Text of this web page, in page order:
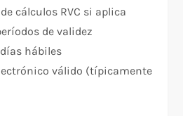
cálculos RVC si aplica
de validez
hábiles
válido (típicamente